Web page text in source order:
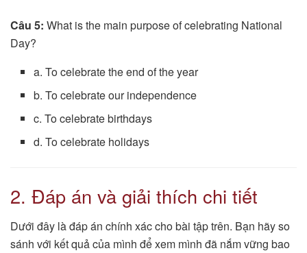
Câu 5: What is the main purpose of celebrating National
Day?
a. To celebrate the end of the year
b. To celebrate our independence
c. To celebrate birthdays
d. To celebrate holidays
2. Đáp án và giải thích chi tiết
Dưới đây là đáp án chính xác cho bài tập trên. Bạn hãy so
sánh với kết quả của mình để xem mình đã nắm vững bao